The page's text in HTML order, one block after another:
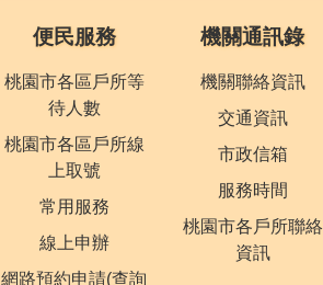
便民服務
桃園市各區戶所等
待人數
桃園市各區戶所線
上取號
常用服務
線上申辦
網路預約申請(查詢
機關通訊錄
機關聯絡資訊
交通資訊
市政信箱
服務時間
桃園市各戶所聯絡
資訊